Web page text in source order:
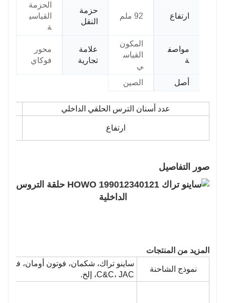
ارتفاع 92 ملم
حزمة
النقل
الحزمة
القياسي
ة
مواصف
ة
المكون
القياس
ي
علامة
تجارية
محور
فوكاي
أصل الصين
عدد أسنان الترس الحلقي الداخلي
ارتفاع
صور التفاصيل
المزيد من المنتجات
نموذج الشاحنة
ساينو تراك، شكمان، فوتون أومان، فاو
C&C، JAC، إلخ.